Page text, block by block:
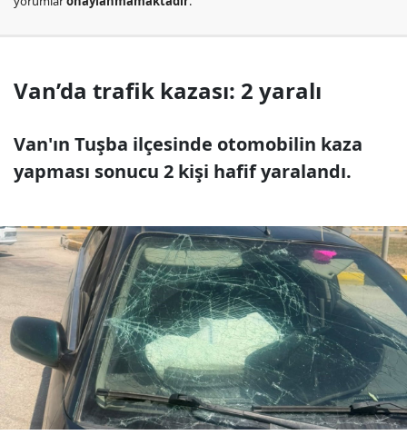
Van’da trafik kazası: 2 yaralı
Van'ın Tuşba ilçesinde otomobilin kaza
yapması sonucu 2 kişi hafif yaralandı.